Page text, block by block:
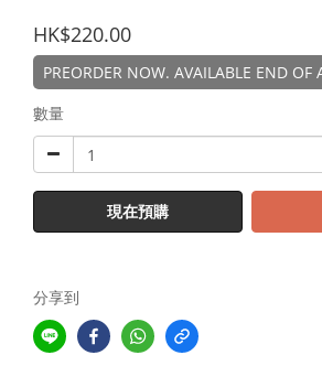
HK$220.00
PREORDER NOW. AVAILABLE END OF
數量
現在預購
分享到